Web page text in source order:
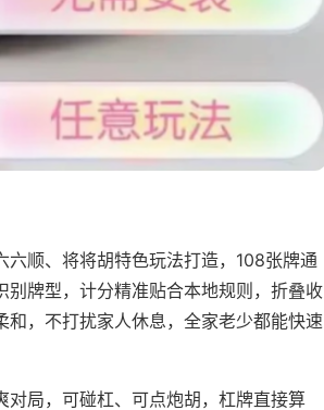
六顺、将将胡特色玩法打造，108张牌通
牌型，计分精准贴合本地规则，折叠收
，不打扰家人休息，全家老少都能快速
局，可碰杠、可点炮胡，杠牌直接算